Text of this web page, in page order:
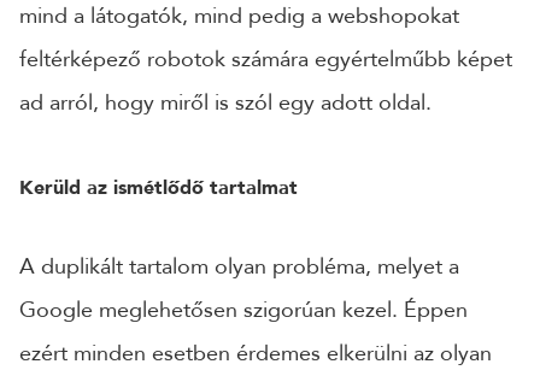
mind a látogatók, mind pedig a webshopokat
feltérképező robotok számára egyértelműbb képet
ad arról, hogy miről is szól egy adott oldal.
Kerüld az ismétlődő tartalmat
A duplikált tartalom olyan probléma, melyet a
Google meglehetősen szigorúan kezel. Éppen
ezért minden esetben érdemes elkerülni az olyan